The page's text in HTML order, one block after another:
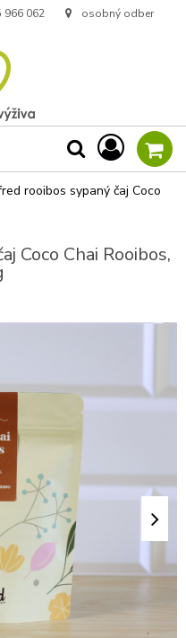
966 062 osobný odber
rooibos sypaný čaj Coco
Coco Chai Rooibos,